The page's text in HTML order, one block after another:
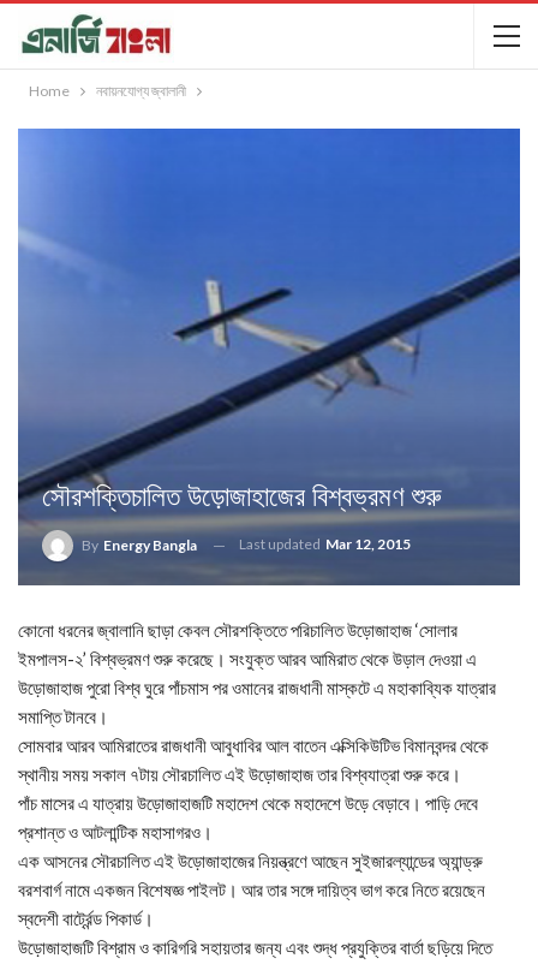
Home নবায়নযোগ্য জ্বালানী
সৌরশক্তিচালিত উড়োজাহাজের বিশ্বভ্রমণ শুরু
By Energy Bangla Last updated Mar 12, 2015
কোনো ধরনের জ্বালানি ছাড়া কেবল সৌরশক্তিতে পরিচালিত উড়োজাহাজ ‘সোলার
ইমপালস-২’ বিশ্বভ্রমণ শুরু করেছে। সংযুক্ত আরব আমিরাত থেকে উড়াল দেওয়া এ
উড়োজাহাজ পুরো বিশ্ব ঘুরে পাঁচমাস পর ওমানের রাজধানী মাস্কটে এ মহাকাব্যিক যাত্রার
সমাপ্তি টানবে।
সোমবার আরব আমিরাতের রাজধানী আবুধাবির আল বাতেন এক্সিকিউটিভ বিমানবন্দর থেকে
স্থানীয় সময় সকাল ৭টায় সৌরচালিত এই উড়োজাহাজ তার বিশ্বযাত্রা শুরু করে।
পাঁচ মাসের এ যাত্রায় উড়োজাহাজটি মহাদেশ থেকে মহাদেশে উড়ে বেড়াবে। পাড়ি দেবে
প্রশান্ত ও আটলান্টিক মহাসাগরও।
এক আসনের সৌরচালিত এই উড়োজাহাজের নিয়ন্ত্রণে আছেন সুইজারল্যান্ডের অ্যান্ড্রু
বরশবার্গ নামে একজন বিশেষজ্ঞ পাইলট। আর তার সঙ্গে দায়িত্ব ভাগ করে নিতে রয়েছেন
স্বদেশী বার্ট্রেন্ড পিকার্ড।
উড়োজাহাজটি বিশ্রাম ও কারিগরি সহায়তার জন্য এবং শুদ্ধ প্রযুক্তির বার্তা ছড়িয়ে দিতে